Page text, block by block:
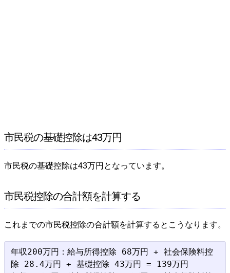
市民税の基礎控除は43万円
市民税の基礎控除は43万円となっています。
市民税控除の合計額を計算する
これまでの市民税控除の合計額を計算するとこうなります。
年収200万円：給与所得控除 68万円 + 社会保険料控
除 28.4万円 + 基礎控除 43万円 = 139万円